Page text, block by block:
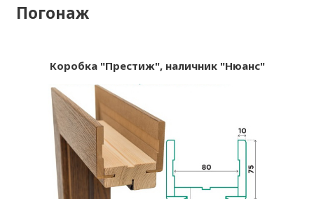
Погонаж
Коробка "Престиж", наличник "Нюанс"